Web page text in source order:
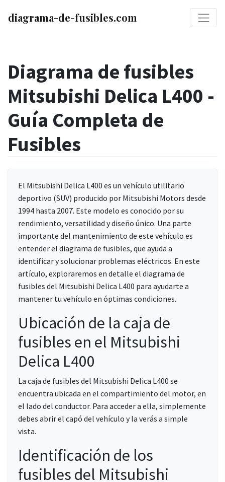
diagrama-de-fusibles.com
Diagrama de fusibles
Mitsubishi Delica L400 -
Guía Completa de
Fusibles
El Mitsubishi Delica L400 es un vehículo utilitario
deportivo (SUV) producido por Mitsubishi Motors desde
1994 hasta 2007. Este modelo es conocido por su
rendimiento, versatilidad y diseño único. Una parte
importante del mantenimiento de este vehículo es
entender el diagrama de fusibles, que ayuda a
identificar y solucionar problemas eléctricos. En este
artículo, exploraremos en detalle el diagrama de
fusibles del Mitsubishi Delica L400 para ayudarte a
mantener tu vehículo en óptimas condiciones.
Ubicación de la caja de
fusibles en el Mitsubishi
Delica L400
La caja de fusibles del Mitsubishi Delica L400 se
encuentra ubicada en el compartimiento del motor, en
el lado del conductor. Para acceder a ella, simplemente
debes abrir el capó del vehículo y la verás a simple
vista.
Identificación de los
fusibles del Mitsubishi